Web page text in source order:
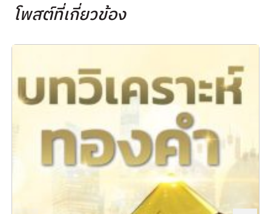
โพสต์ที่เกี่ยวข้อง